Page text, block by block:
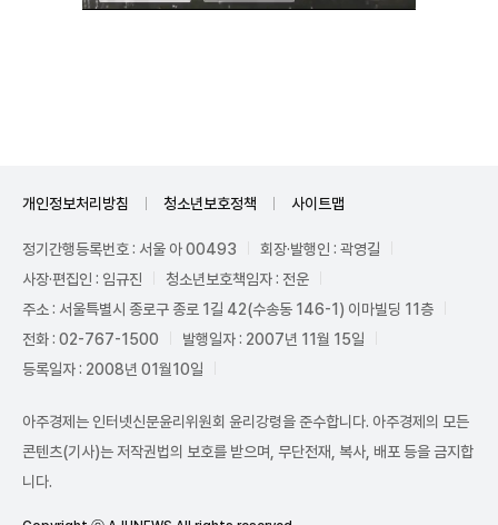
개인정보처리방침 청소년보호정책 사이트맵
정기간행등록번호 : 서울 아 00493
회장·발행인 : 곽영길
사장·편집인 : 임규진
청소년보호책임자 : 전운
주소 : 서울특별시 종로구 종로 1길 42(수송동 146-1) 이마빌딩 11층
전화 : 02-767-1500
발행일자 : 2007년 11월 15일
등록일자 : 2008년 01월10일
아주경제는 인터넷신문윤리위원회 윤리강령을 준수합니다. 아주경제의 모든
콘텐츠(기사)는 저작권법의 보호를 받으며, 무단전재, 복사, 배포 등을 금지합
니다.